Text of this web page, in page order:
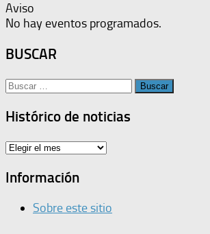
Aviso
No hay eventos programados.
BUSCAR
Buscar:
Histórico de noticias
Histórico
noticias
Información
Sobre este sitio